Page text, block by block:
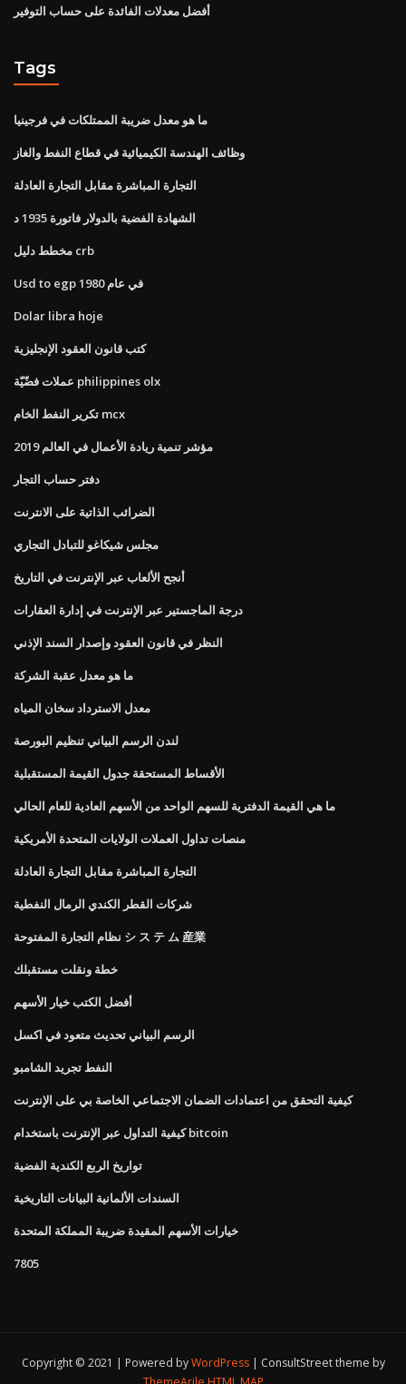
أفضل معدلات الفائدة على حساب التوفير
Tags
ما هو معدل ضريبة الممتلكات في فرجينيا
وظائف الهندسة الكيميائية في قطاع النفط والغاز
التجارة المباشرة مقابل التجارة العادلة
الشهادة الفضية بالدولار فاتورة 1935 د
مخطط دليل crb
Usd to egp في عام 1980
Dolar libra hoje
كتب قانون العقود الإنجليزية
عملات فضّيّة philippines olx
تكرير النفط الخام mcx
مؤشر تنمية ريادة الأعمال في العالم 2019
دفتر حساب التجار
الضرائب الذاتية على الانترنت
مجلس شيكاغو للتبادل التجاري
أنجح الألعاب عبر الإنترنت في التاريخ
درجة الماجستير عبر الإنترنت في إدارة العقارات
النظر في قانون العقود وإصدار السند الإذني
ما هو معدل عقبة الشركة
معدل الاسترداد سخان المياه
لندن الرسم البياني تنظيم البورصة
الأقساط المستحقة جدول القيمة المستقبلية
ما هي القيمة الدفترية للسهم الواحد من الأسهم العادية للعام الحالي
منصات تداول العملات الولايات المتحدة الأمريكية
التجارة المباشرة مقابل التجارة العادلة
شركات القطر الكندي الرمال النفطية
نظام التجارة المفتوحة シ ス テ ム 産業
خطة ونقلت مستقبلك
أفضل الكتب خيار الأسهم
الرسم البياني تحديث متعود في اكسل
النفط تجريد الشامبو
كيفية التحقق من اعتمادات الضمان الاجتماعي الخاصة بي على الإنترنت
كيفية التداول عبر الإنترنت باستخدام bitcoin
تواريخ الربع الكندية الفضية
السندات الألمانية البيانات التاريخية
خيارات الأسهم المقيدة ضريبة المملكة المتحدة
7805
Copyright © 2021 | Powered byWordPress
ConsultStreet theme by